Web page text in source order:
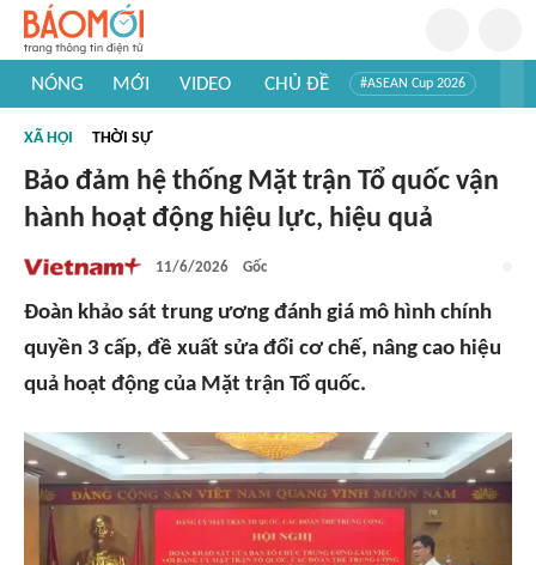
NÓNG MỚI VIDEO CHỦ ĐỀ #ASEAN Cup 2026
#Khám phá thế giới
XÃ HỘI THỜI SỰ
Bảo đảm hệ thống Mặt trận Tổ quốc vận
hành hoạt động hiệu lực, hiệu quả
11/6/2026 Gốc
Đoàn khảo sát trung ương đánh giá mô hình chính
quyền 3 cấp, đề xuất sửa đổi cơ chế, nâng cao hiệu
quả hoạt động của Mặt trận Tổ quốc.